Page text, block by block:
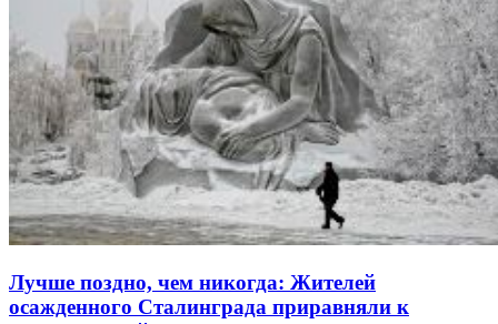
Лучше поздно, чем никогда: Жителей
осажденного Сталинграда приравняли к